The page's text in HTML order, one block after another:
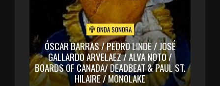
ONDA SONORA
ÓSCAR BARRAS / PEDRO LINDE / JOSÉ
GALLARDO ARVELAEZ / ALVA NOTO /
BOARDS OF CANADA/ DEADBEAT & PAUL ST.
HILAIRE / MONOLAKE